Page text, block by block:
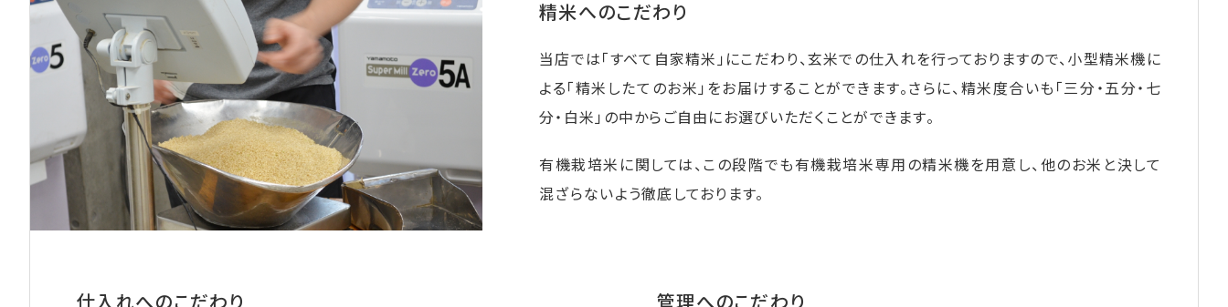
精米へのこだわり
当店では「すべて自家精米」にこだわり、玄米での仕入れを行っておりますので、小型精米機に
よる「精米したてのお米」をお届けすることができます。さらに、精米度合いも「三分・五分・七
分・白米」の中からご自由にお選びいただくことができます。
有機栽培米に関しては、この段階でも有機栽培米専用の精米機を用意し、他のお米と決して
混ざらないよう徹底しております。
仕入れへのこだわり 管理へのこだわり